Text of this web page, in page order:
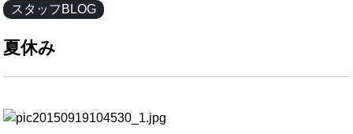
スタッフBLOG
夏休み